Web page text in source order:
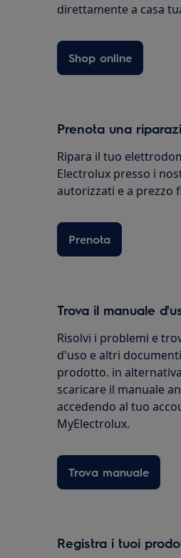
direttamente a casa
Shop online
Prenota una
Ripara il tuo
Electrolux presso i
autorizzati e a prezzo
Prenota
Trova il manuale
Risolvi i problemi e
d'uso e altri
prodotto. in
scaricare il manuale
accedendo al tuo
MyElectrolux.
Trova manuale
Registra i tuoi